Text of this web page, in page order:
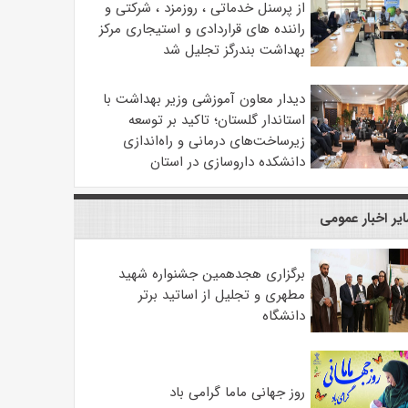
از پرسنل خدماتی ، روزمزد ، شرکتی و
راننده های قراردادی و استیجاری مرکز
بهداشت بندرگز تجلیل شد
دیدار معاون آموزشی وزیر بهداشت با
استاندار گلستان؛ تاکید بر توسعه
زیرساخت‌های درمانی و راه‌اندازی
دانشکده داروسازی در استان
اخبار عمومی
برگزاری هجدهمین جشنواره شهید
مطهری و تجلیل از اساتید برتر
دانشگاه
روز جهانی ماما گرامی باد